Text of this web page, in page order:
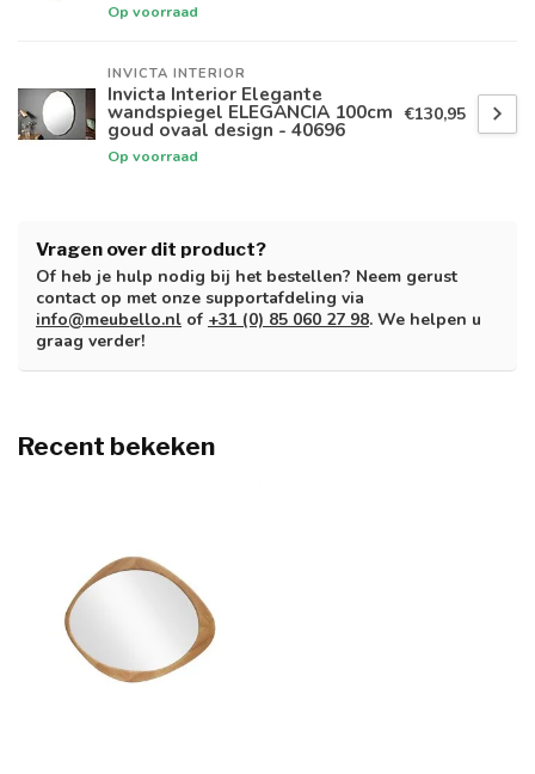
Op voorraad
INVICTA INTERIOR
Invicta Interior Elegante
wandspiegel ELEGANCIA 100cm
goud ovaal design - 40696
Op voorraad
€130,95
Vragen over dit product?
Of heb je hulp nodig bij het bestellen? Neem gerust
contact op met onze supportafdeling via
info@meubello.nl of +31 (0) 85 060 27 98. We helpen u
graag verder!
Recent bekeken